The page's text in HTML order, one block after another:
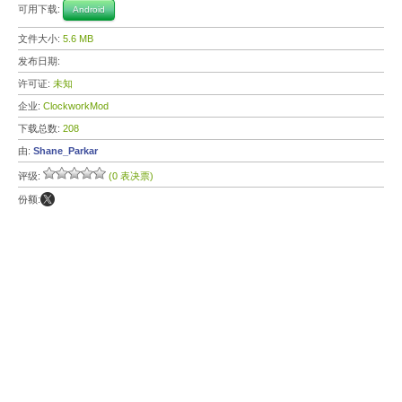
可用下载: Android
文件大小: 5.6 MB
发布日期:
许可证: 未知
企业: ClockworkMod
下载总数: 208
由: Shane_Parkar
评级: (0 表决票)
份额: